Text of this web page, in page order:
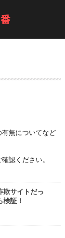
無についてなど
認ください。
欺サイトだっ
証！